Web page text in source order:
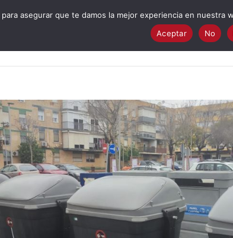
¿Quiénes Somos?
para asegurar que te damos la mejor experiencia en
Aceptar
No